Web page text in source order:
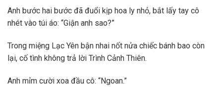
Anh bước hai bước đã đuổi kịp hoa ly nhỏ, bắt lấy tay cô
nhét vào túi áo: “Giận anh sao?”
Trong miệng Lạc Yên bận nhai nốt nửa chiếc bánh bao còn
lại, cố tình không trả lời Trình Cảnh Thiên.
Anh mỉm cười xoa đầu cô: “Ngoan.”